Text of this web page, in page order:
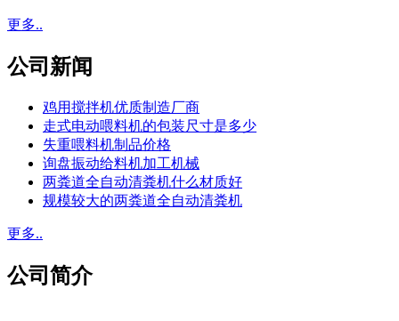
更多..
公司新闻
鸡用搅拌机优质制造厂商
走式电动喂料机的包装尺寸是多少
失重喂料机制品价格
询盘振动给料机加工机械
两粪道全自动清粪机什么材质好
规模较大的两粪道全自动清粪机
更多..
公司简介